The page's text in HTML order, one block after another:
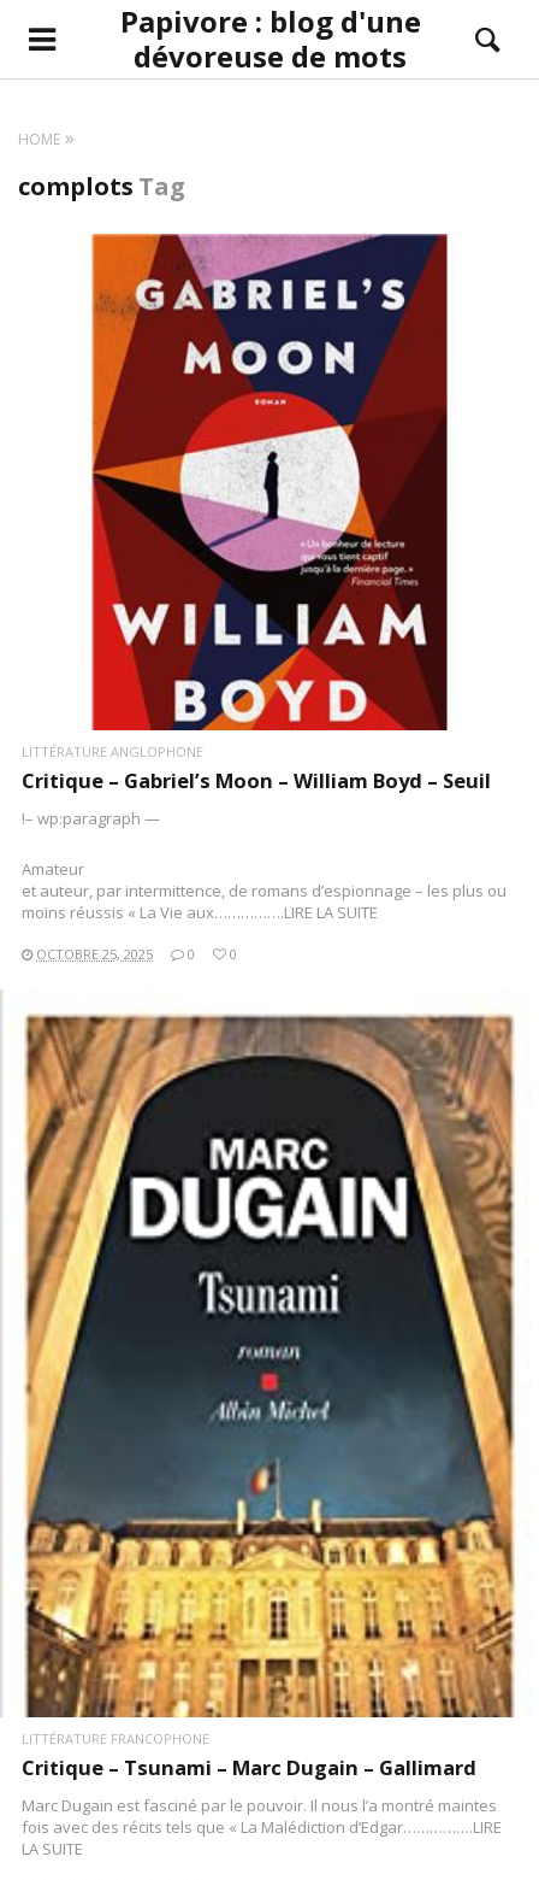
Papivore : blog d'une
dévoreuse de mots
HOME
complots Tag
LIRE LA SUITE
LITTÉRATURE ANGLOPHONE
Critique – Gabriel’s Moon – William Boyd – Seuil
!– wp:paragraph —
Amateur
et auteur, par intermittence, de romans d’espionnage – les plus ou
moins réussis « La Vie aux…………….LIRE LA SUITE
OCTOBRE 25, 2025 0 0
LIRE LA SUITE
LITTÉRATURE FRANCOPHONE
Critique – Tsunami – Marc Dugain – Gallimard
Marc Dugain est fasciné par le pouvoir. Il nous l’a montré maintes
fois avec des récits tels que « La Malédiction d’Edgar…………….LIRE
LA SUITE